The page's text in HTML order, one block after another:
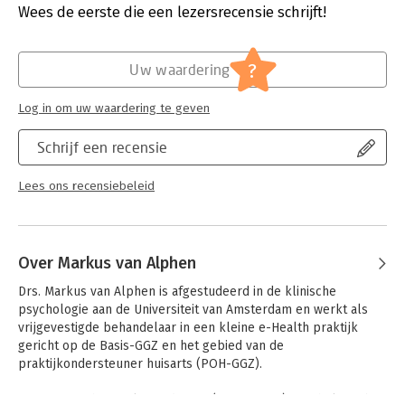
Verschijningsdatum:
25-3-2024
Communicatie en media
Wees de eerste die een lezersrecensie schrijft!
Schrijf een recensie
Lees ons recensiebeleid
Uw waardering ?
Log in om uw waardering te geven
Over Markus van Alphen
Drs. Markus van Alphen is afgestudeerd in de klinische
psychologie aan de Universiteit van Amsterdam en werkt als
vrijgevestigde behandelaar in een kleine e-Health praktijk
gericht op de Basis-GGZ en het gebied van de
praktijkondersteuner huisarts (POH-GGZ).